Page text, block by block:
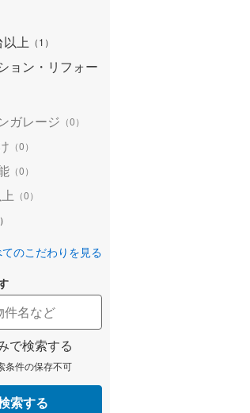
上 （1 ）
ョン・リフォー
ガレージ （0）
（0）
（0）
（0）
）
のこだわりを見る
で検索する
条件の保存不可
索する